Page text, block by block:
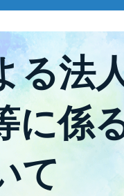
る法
に係
て